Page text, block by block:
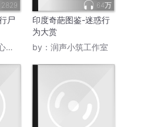
2829
尸
64万
印度奇葩图鉴-迷惑行
为大赏
by： 润声小筑工作室